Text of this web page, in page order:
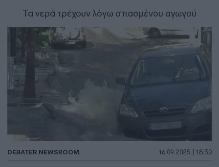
Τα νερά τρέχουν λόγω σπασμένου αγωγού
DEBATER NEWSROOM 16.09.2025 | 18:30